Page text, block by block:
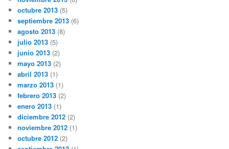
octubre 2013 (5)
septiembre 2013 (6)
agosto 2013 (8)
julio 2013 (5)
junio 2013 (2)
mayo 2013 (2)
abril 2013 (1)
marzo 2013 (1)
febrero 2013 (2)
enero 2013 (1)
diciembre 2012 (2)
noviembre 2012 (1)
octubre 2012 (2)